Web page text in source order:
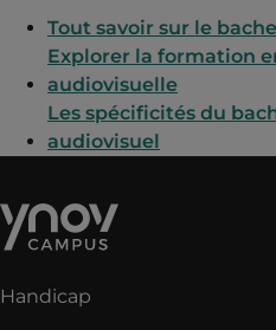
Tout savoir sur le
Explorer la formation
audiovisuelle
Les spécificités du
audiovisuel
Handicap